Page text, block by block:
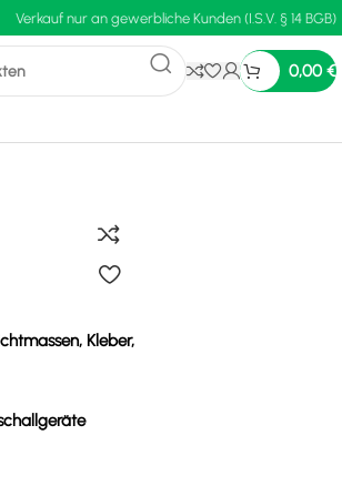
Verkauf nur an gewerbliche Kunden (I.S.V. § 14 BGB)
0,00 €
Kleber,